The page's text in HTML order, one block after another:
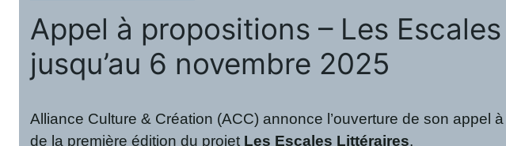
Appel à propositions – Les
jusqu’au 6 novembre 2025
Alliance Culture & Création (ACC) annonce l’ouverture de son appel
de la première édition du projet Les Escales Littéraires.